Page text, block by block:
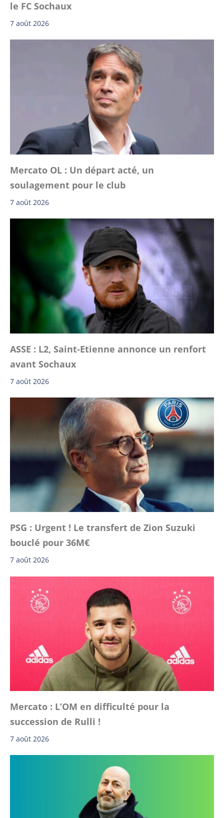
le FC Sochaux
7 août 2026
Mercato OL : Un départ acté, un
soulagement pour le club
7 août 2026
ASSE : L2, Saint-Etienne annonce un renfort
avant Sochaux
7 août 2026
PSG : Urgent ! Le transfert de Zion Suzuki
bouclé pour 36M€
7 août 2026
Mercato : L’OM en difficulté pour la
succession de Rulli !
7 août 2026